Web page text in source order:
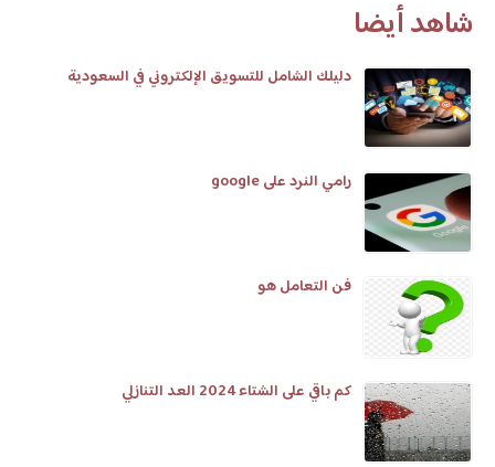
شاهد أيضا
دليلك الشامل للتسويق الإلكتروني في السعودية
رامي النرد على google
فن التعامل هو
كم باقي على الشتاء 2024 العد التنازلي